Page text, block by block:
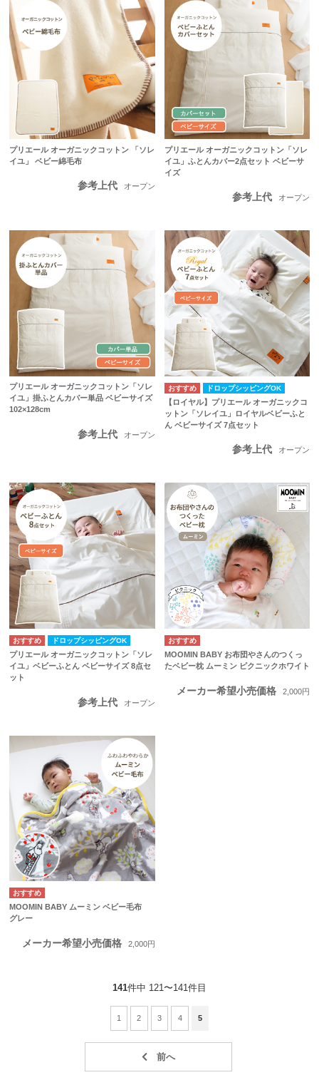
プリエール オーガニックコットン 「ソレ
イユ」 ベビー綿毛布
参考上代 オープン
プリエール オーガニックコットン「ソレ
イユ」ふとんカバー2点セット ベビーサ
イズ
参考上代 オープン
プリエール オーガニックコットン「ソレ
イユ」掛ふとんカバー単品 ベビーサイズ
102×128cm
参考上代 オープン
ドロップシッピングOK
【ロイヤル】プリエール オーガニックコ
ットン「ソレイユ」ロイヤルベビーふと
ん ベビーサイズ 7点セット
参考上代 オープン
ドロップシッピングOK
プリエール オーガニックコットン「ソレ
イユ」ベビーふとん ベビーサイズ 8点セ
ット
参考上代 オープン
MOOMIN BABY お布団やさんのつくっ
たベビー枕 ムーミン ピクニックホワイト
メーカー希望小売価格 2,000円
MOOMIN BABY ムーミン ベビー毛布
グレー
メーカー希望小売価格 2,000円
141件中 121〜141件目
1 2 3 4 5